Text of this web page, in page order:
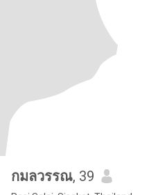
กมลวรรณ, 39